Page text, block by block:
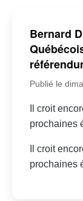
Bernard
Publié le
Il croit
prochaines
Il croit
prochaines